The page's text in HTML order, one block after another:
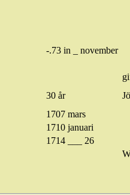
-.73 in _ november
30 år
1707 mars
1710 januari
1714 ___ 26